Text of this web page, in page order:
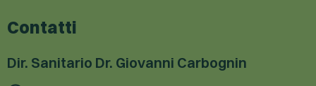
Contatti
Dir. Sanitario Dr. Giovanni Carbognin